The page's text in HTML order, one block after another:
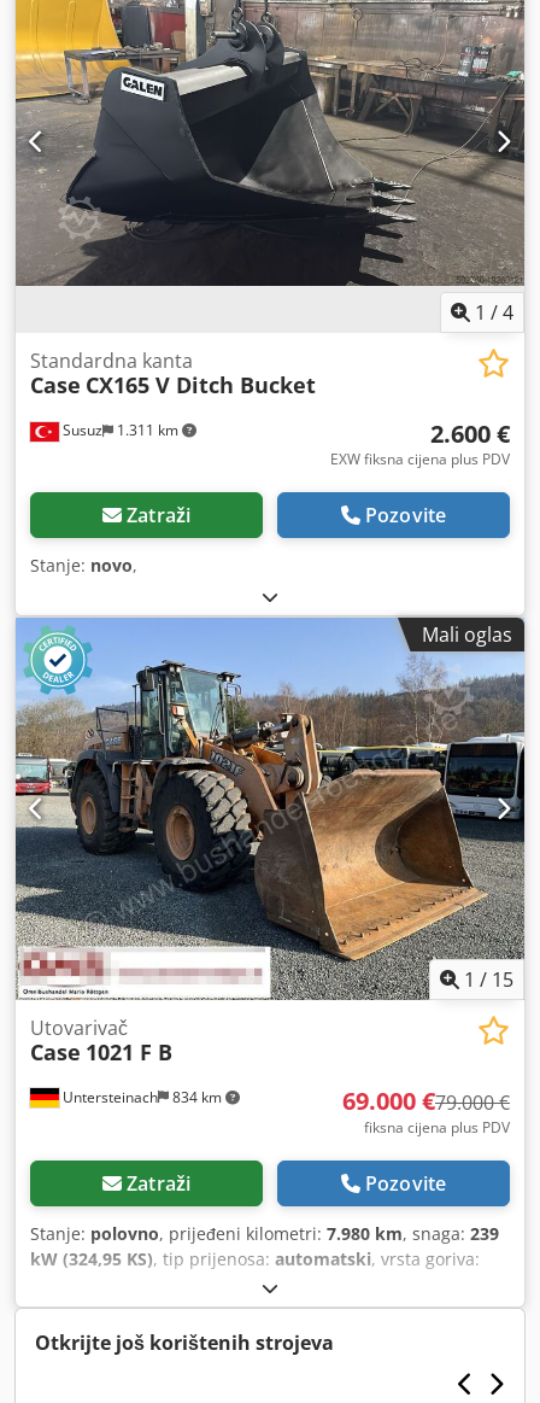
1 /4
Susuz 1.311 km
Standardna kanta
Case CX165 V Ditch Bucket
2.600 €
EXW fiksna cijena plus PDV
Zatraži Pozovite
Stanje: novo,
Mali oglas
1 / 15
Untersteinach 834 km
Utovarivač
Case 1021 F B
69.000 €79.000 €
fiksna cijena plus PDV
Zatraži Pozovite
Stanje: polovno, prijeđeni kilometri: 7.980 km, snaga: 239
kW (324,95 KS), tip prijenosa: automatski, vrsta goriva:
, prva registracija:
izgradnje:2013, Oprema:klima-uređaj,
Otkrijte još korištenih strojeva